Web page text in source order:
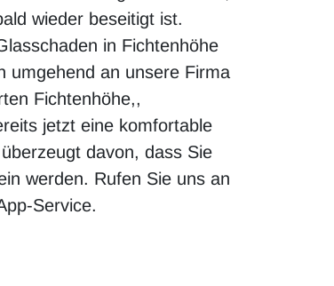
wieder beseitigt ist.
in Fichtenhöhe
umgehend an unsere Firma
Fichtenhöhe,,
jetzt eine komfortable
davon, dass Sie
werden. Rufen Sie uns an
Service.